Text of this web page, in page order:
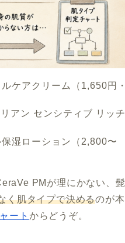
ケアクリーム（1,650円・
アン センシティブ リッチ
湿ローション（2,800〜
PMが理にかない、髭
く肌タイプで決めるのが本
ート からどうぞ。